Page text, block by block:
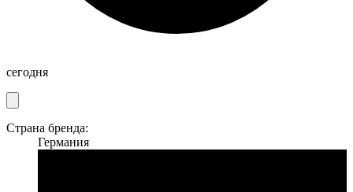
сегодня
Страна бренда:
Германия